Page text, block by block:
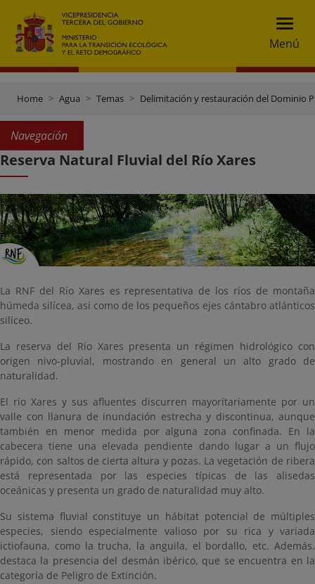
Menú
Home Agua Temas Delimitación y restauración del Dominio
Navegación
Reserva Natural Fluvial del Río Xares
La RNF del Río Xares es representativa de los ríos de montaña
húmeda silícea, así como de los pequeños ejes cántabro atlánticos
silíceo.
La reserva del Río Xares presenta un régimen hidrológico con
origen nivo-pluvial, mostrando en general un alto grado de
naturalidad.
El río Xares y sus afluentes discurren mayoritariamente por un
valle con llanura de inundación estrecha y discontinua, aunque
también en menor medida por alguna zona confinada. En la
cabecera tiene una elevada pendiente dando lugar a un flujo
rápido, con saltos de cierta altura y pozas. La vegetación de ribera
está representada por las especies típicas de las alisedas
oceánicas y presenta un grado de naturalidad muy alto.
Su sistema fluvial constituye un hábitat potencial de múltiples
especies, siendo especialmente valioso por su rica y variada
ictiofauna, como la trucha, la anguila, el bordallo, etc. Además.
destaca la presencia del desmán ibérico, que se encuentra en la
categoría de Peligro de Extinción.